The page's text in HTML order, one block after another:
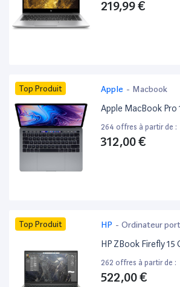
219,99 €
Top Produit Apple - Macbook
Apple MacBook Pro
264 offres à partir de :
312,00 €
Top Produit HP - Ordinateur
HP ZBook Firefly 15
262 offres à partir de :
522,00 €